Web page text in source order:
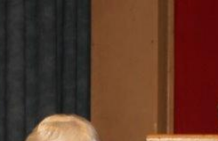
Raum geben wegen Corona
von der Corona-Krise betroffen
veröffentlichte